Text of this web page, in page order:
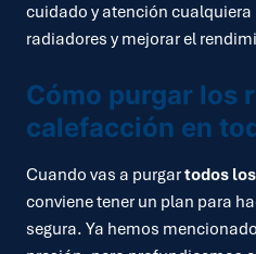
cuidado y atención cualquiera
radiadores y mejorar el
Cómo purgar los
calefacción en
Cuando vas a purgartodos
conviene tener un plan para
segura. Ya hemos